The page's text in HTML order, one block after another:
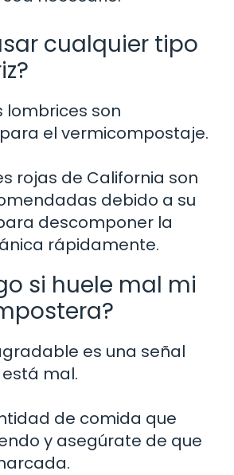
cualquier tipo
lombrices son
el vermicompostaje.
rojas de California son
debido a su
descomponer la
rápidamente.
si huele mal mi
es una señal
mal.
de comida que
y asegúrate de que